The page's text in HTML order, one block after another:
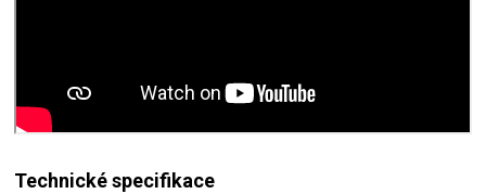
Technické specifikace